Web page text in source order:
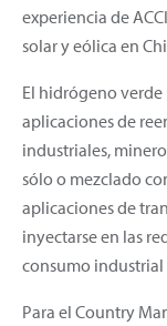
experiencia de
solar y eólica en
El hidrógeno
aplicaciones de
industriales,
sólo o mezclado
aplicaciones de
inyectarse en las
consumo industrial
Para el Country